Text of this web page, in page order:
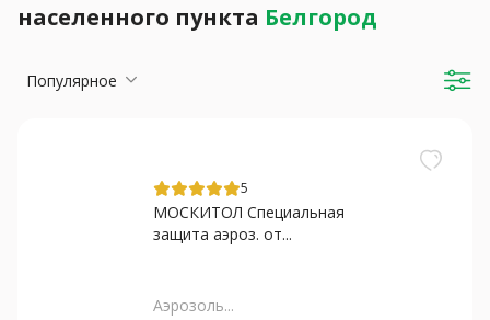
населенного пункта Белгород
Популярное
5
МОСКИТОЛ Специальная
защита аэроз. от...
Аэрозоль...